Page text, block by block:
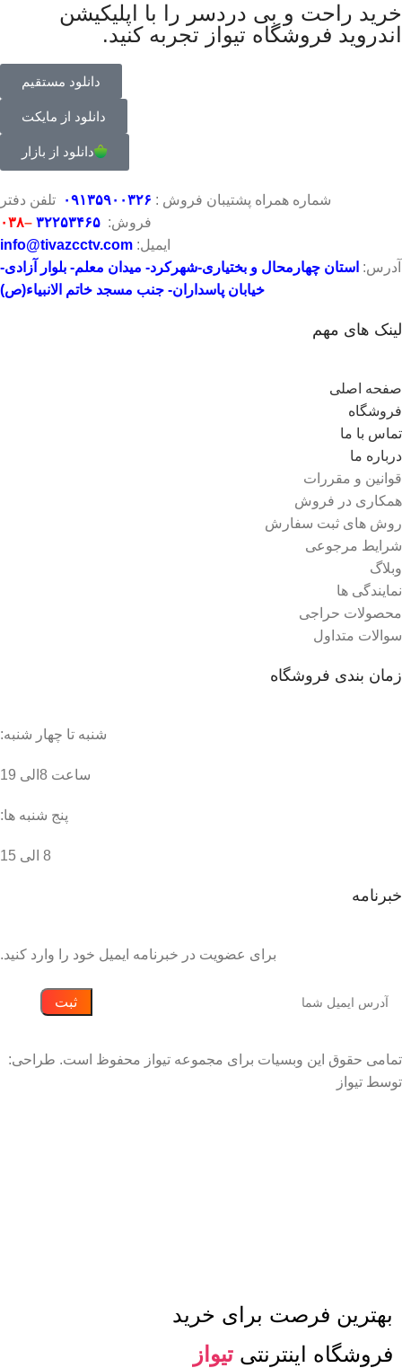
خرید راحت و بی دردسر را با اپلیکیشن
اندروید فروشگاه تیواز تجربه کنید.
دانلود مستقیم
دانلود از مایکت
دانلود از بازار
شماره همراه پشتیبان فروش : ۰۹۱۳۵۹۰ ۰۳۲۶
تلفن دفتر
فروش: ۳۲۲۵۳۴۶۵ –۰۳۸
ایمیل: info@tivazcctv.com
آدرس: استان چهارمحال و بختیاری-شهرکرد- میدان معلم- بلوار آزادی-
خیابان پاسداران- جنب مسجد خاتم الانبیاء(ص)
لینک های مهم
صفحه اصلی
فروشگاه
تماس با ما
درباره ما
قوانین و مقررات
همکاری در فروش
روش های ثبت سفارش
شرایط مرجوعی
وبلاگ
نمایندگی ها
محصولات حراجی
سوالات متداول
زمان بندی فروشگاه
شنبه تا چهار شنبه:
ساعت 8الی 19
پنج شنبه ها:
8 الی 15
خبرنامه
برای عضویت در خبرنامه ایمیل خود را وارد کنید.
تمامی حقوق این وبسیات برای مجموعه تیواز محفوظ است. طراحی:
توسط تیواز
بهترین فرصت برای خرید
فروشگاه اینترنتی تیواز